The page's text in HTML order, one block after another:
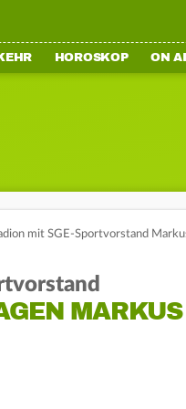
HOROSKOP ON
mit SGE-Sportvorstand